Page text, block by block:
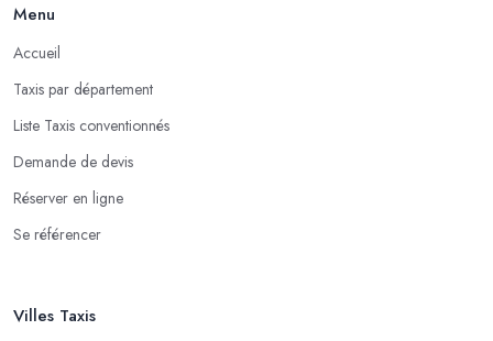
Menu
Accueil
Taxis par département
Liste Taxis conventionnés
Demande de devis
Réserver en ligne
Se référencer
Villes Taxis